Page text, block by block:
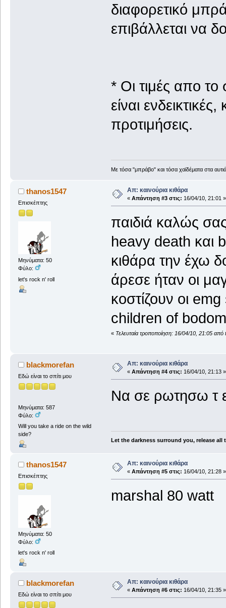
διαφορετικό
επιβάλλεται να
* Οι τιμές απο το
είναι
προτιμήσεις.
Με τόσα "μπράβο" και τόσα χαϊδέματα στα
thanos1547
Επισκέπτης
Μηνύματα: 50
Φύλο:
let's rock n' roll
Απ: καινούρια κιθάρα
« Απάντηση #3 στις: 16/04/10, 21:01 »
παιδιά καλώς
heavy death και
κιθάρα την έχω
άρεσε ήταν οι
κοστίζουν οι
children of
« Τελευταία τροποποίηση: 16/04/10, 21:05
blackmorefan
Εδώ είναι το σπίτι μου
Μηνύματα: 587
Φύλο:
Will you take a ride on the wild
side?
Απ: καινούρια κιθάρα
« Απάντηση #4 στις: 16/04/10, 21:13 »
Να σε ρωτησω τ
Let the darkness surround you, release
thanos1547
Επισκέπτης
Μηνύματα: 50
Φύλο:
let's rock n' roll
Απ: καινούρια κιθάρα
« Απάντηση #5 στις: 16/04/10, 21:28 »
marshal 80 watt
blackmorefan
Εδώ είναι το σπίτι μου
Απ: καινούρια κιθάρα
« Απάντηση #6 στις: 16/04/10, 21:35 »